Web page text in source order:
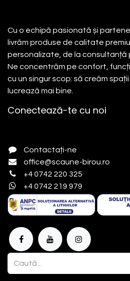
Cu o echipă pasionată și
livrăm produse de calitate
personalizate, de la consultanță
Ne concentrăm pe confort,
cu un singur scop: să creăm
lucrează mai bine.
Conectează-te cu noi
Contactați-ne
office@scaune-birou.ro
+4 0742 220 325
+4 0742 219 979